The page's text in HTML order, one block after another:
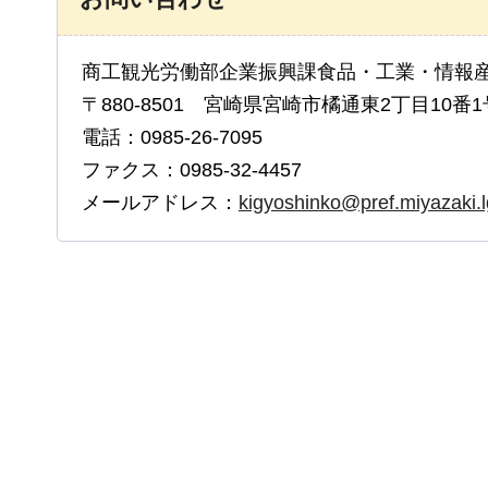
商工観光労働部企業振興課食品・工業・情報
〒880-8501 宮崎県宮崎市橘通東2丁目10番1
電話：0985-26-7095
ファクス：0985-32-4457
メールアドレス：